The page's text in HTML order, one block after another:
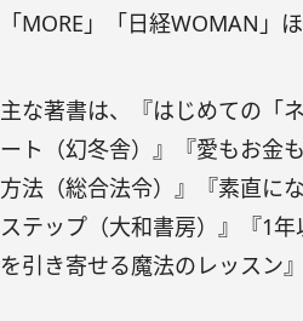
「MORE」「日経WOMAN」
主な著書は、『はじめての「
ート（幻冬舎）』『愛もお金
方法（総合法令）』『素直に
ステップ（大和書房）』『1
を引き寄せる魔法のレッスン